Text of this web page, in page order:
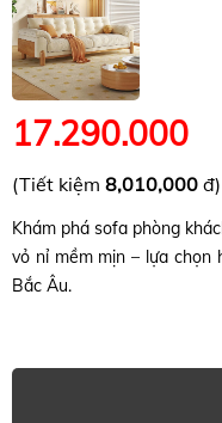
17.290.000
(Tiết kiệm 8,010,000 đ)
Khám phá sofa phòng
vỏ nỉ mềm mịn – lựa chọn
Bắc Âu.